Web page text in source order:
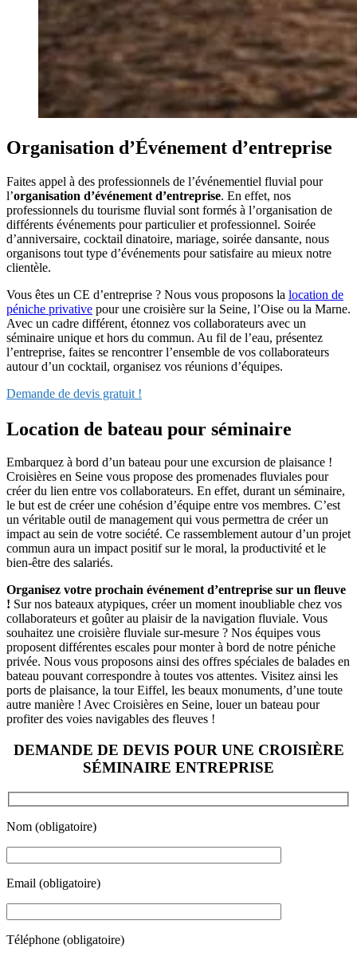
Organisation d’Événement d’entreprise
Faites appel à des professionnels de l’événementiel fluvial pour
l’organisation d’événement d’entreprise. En effet, nos
professionnels du tourisme fluvial sont formés à l’organisation de
différents événements pour particulier et professionnel. Soirée
d’anniversaire, cocktail dinatoire, mariage, soirée dansante, nous
organisons tout type d’événements pour satisfaire au mieux notre
clientèle.
Vous êtes un CE d’entreprise ? Nous vous proposons la location de
péniche privative pour une croisière sur la Seine, l’Oise ou la Marne.
Avec un cadre différent, étonnez vos collaborateurs avec un
séminaire unique et hors du commun. Au fil de l’eau, présentez
l’entreprise, faites se rencontrer l’ensemble de vos collaborateurs
autour d’un cocktail, organisez vos réunions d’équipes.
Demande de devis gratuit !
Location de bateau pour séminaire
Embarquez à bord d’un bateau pour une excursion de plaisance !
Croisières en Seine vous propose des promenades fluviales pour
créer du lien entre vos collaborateurs. En effet, durant un séminaire,
le but est de créer une cohésion d’équipe entre vos membres. C’est
un véritable outil de management qui vous permettra de créer un
impact au sein de votre société. Ce rassemblement autour d’un projet
commun aura un impact positif sur le moral, la productivité et le
bien-être des salariés.
Organisez votre prochain événement d’entreprise sur un fleuve
! Sur nos bateaux atypiques, créer un moment inoubliable chez vos
collaborateurs et goûter au plaisir de la navigation fluviale. Vous
souhaitez une croisière fluviale sur-mesure ? Nos équipes vous
proposent différentes escales pour monter à bord de notre péniche
privée. Nous vous proposons ainsi des offres spéciales de balades en
bateau pouvant correspondre à toutes vos attentes. Visitez ainsi les
ports de plaisance, la tour Eiffel, les beaux monuments, d’une toute
autre manière ! Avec Croisières en Seine, louer un bateau pour
profiter des voies navigables des fleuves !
DEMANDE DE DEVIS POUR UNE CROISIÈRE
SÉMINAIRE ENTREPRISE
Nom (obligatoire)
Email (obligatoire)
Téléphone (obligatoire)